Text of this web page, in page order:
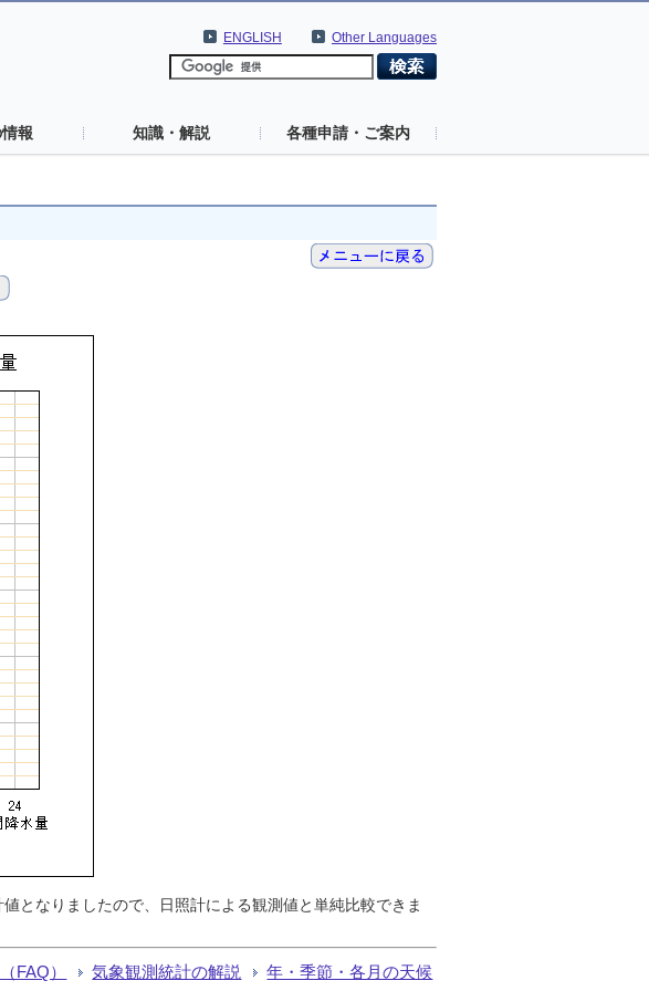
Other Languages
ENGLISH
報 知識・解説 各種申請・ご案内
となりましたので、日照計による観測値と単純比較できま
FAQ） 気象観測統計の解説 年・季節・各月の天候